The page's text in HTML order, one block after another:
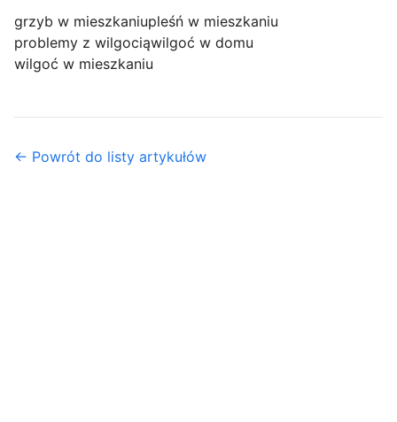
grzyb w mieszkaniupleśń w mieszkaniu
problemy z wilgociąwilgoć w domu
wilgoć w mieszkaniu
← Powrót do listy artykułów